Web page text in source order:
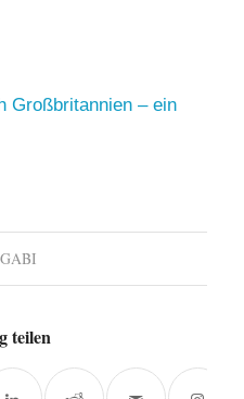
Großbritannien – ein
GABI
teilen